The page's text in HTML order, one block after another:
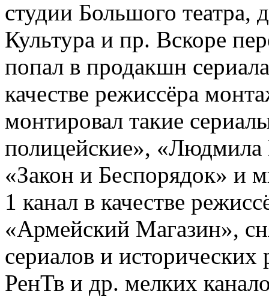
студии Большого театра,
Культура и пр. Вскоре
попал в продакшн
качестве режиссёра
монтировал такие
полицейские»,
«Закон и Беспорядок» и
1 канал в качестве
«Армейский Магазин»,
сериалов и исторических
РенТв и др. мелких